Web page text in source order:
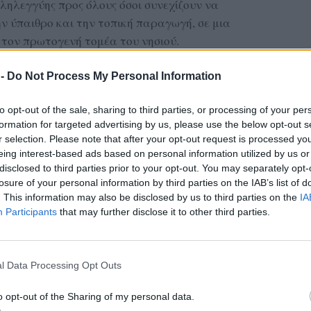
Do Not Process My Personal Information
opt-out of the sale, sharing to third parties, or processing of your
for targeted advertising by us, please use the below opt-out
selection. Please note that after your opt-out request is processed
interest-based ads based on personal information utilized by us
to third parties prior to your opt-out. You may separately
of your personal information by third parties on the IAB’s list of
This information may also be disclosed by us to third parties on the
Participants that may further disclose it to other third parties.
Data Processing Opt Outs
opt-out of the Sharing of my personal data.
προς όλους όσοι συνεχίζουν να
ύπαιθρο και την τοπική παραγωγή, σε μια
πρωτογενή τομέα του νησιού.
ευχαρίστησε τα μέλη και τους φίλους
εκδήλωσης, τονίζοντας ότι το παιχνίδι, η
αποτελούν ανάγκη και δικαίωμα κάθε
πολυτέλεια.
στα αποτελέσματα αναζήτησης
on Google ↗